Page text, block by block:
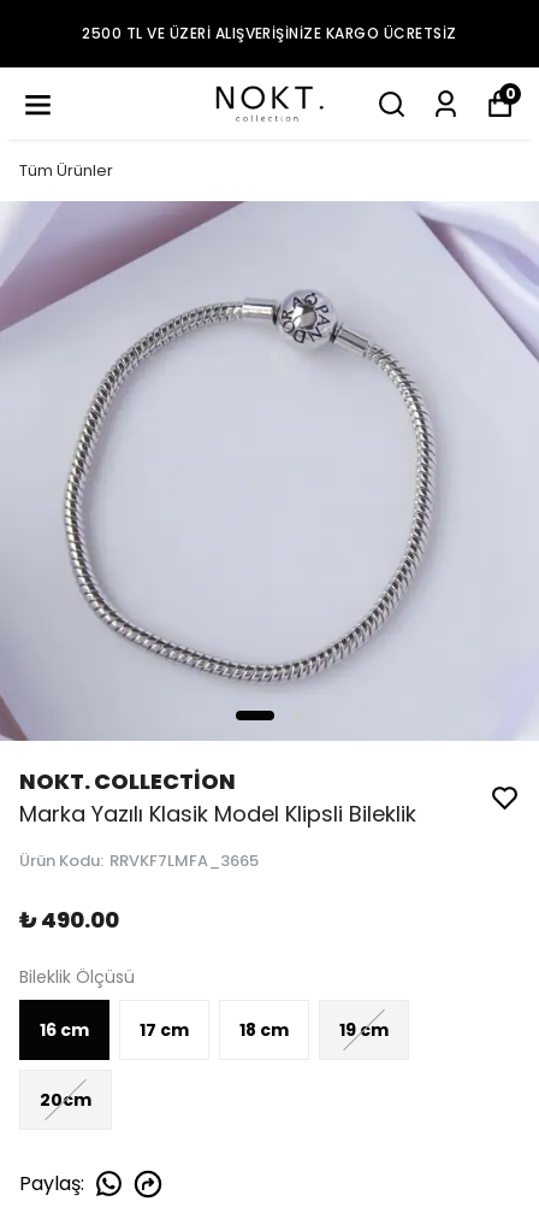
2500 TL VE ÜZERI ALIŞVERIŞINIZE KARGO ÜCRETSIZ
0
Tüm Ürünler
NOKT. COLLECTİON
Marka Yazılı Klasik Model Klipsli Bileklik
Ürün Kodu: RRVKF7LMFA_3665
₺ 490.00
Bileklik Ölçüsü
16 cm 17 cm 18 cm 19 cm
20cm
Paylaş: